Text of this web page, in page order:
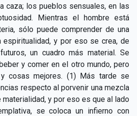
caza; los pueblos sensuales, en las
Mientras el hombre está
sólo puede comprender de una
espiritualidad, y por eso se crea, de
un cuadro más material. Se
y comer en el otro mundo, pero
cosas mejores. (1) Más tarde se
respecto al porvenir una mezcla
y por eso es que al lado
se coloca un infierno con